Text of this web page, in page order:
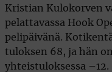
Kristian Kulokorven
pelattavassa Hook
pelipäivänä.
tuloksen 68, ja hän
yhteistuloksessa –12.